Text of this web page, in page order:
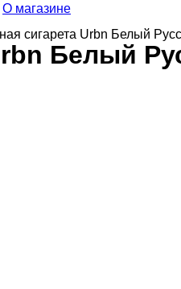
О магазине
сигарета Urbn Белый
Белый